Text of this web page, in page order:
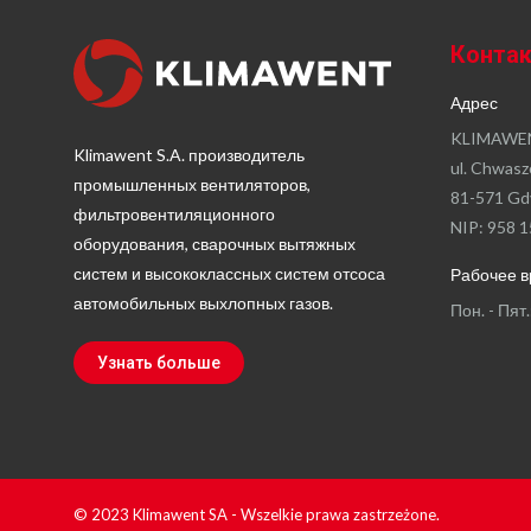
Klimawent S.A. производитель
промышленных вентиляторов,
фильтровентиляционного
оборудования, сварочных вытяжных
систем и высококлассных систем отсоса
автомобильных выхлопных газов.
Узнать больше
Адрес
ul.
81-571
NIP: 958
Рабочее
Пон. -
© 2023 Klimawent SA - Wszelkie prawa zastrzeżone.